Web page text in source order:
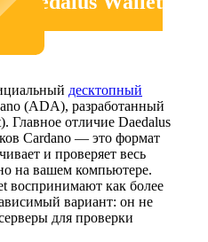
десктопный
(ADA), разработанный
Главное отличие Daedalus
Cardano — это формат
и проверяет весь
на вашем компьютере.
воспринимают как более
вариант: он не
для проверки